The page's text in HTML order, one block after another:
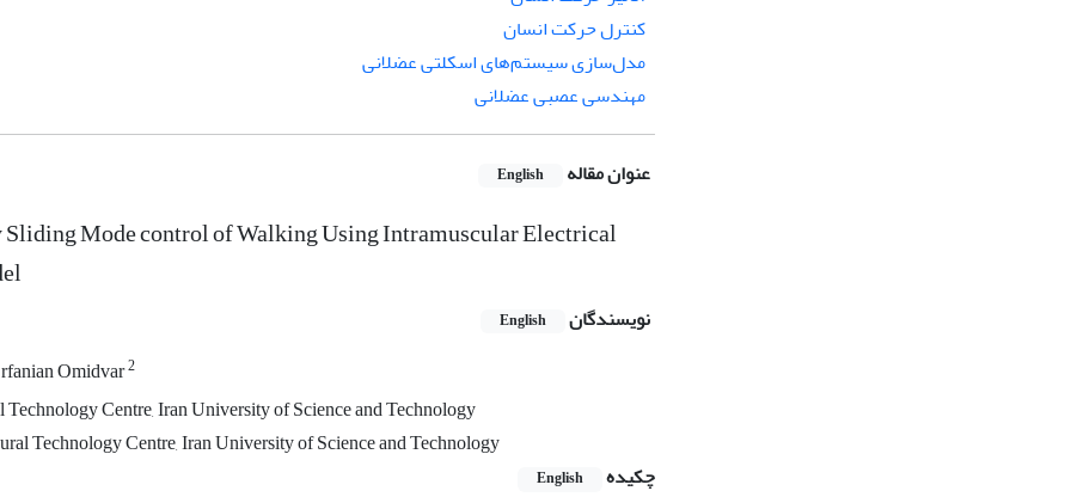
کنترل حرکت انسان
مدل‌سازی سیستم‌های اسکلتی عضلانی
مهندسی عصبی عضلانی
عنوان مقاله English
Mode control of Walking Using Intramuscular Electrical
نویسندگان English
Omidvar2
Centre, Iran University of Science and Technology
Technology Centre, Iran University of Science and Technology
چکیده
English